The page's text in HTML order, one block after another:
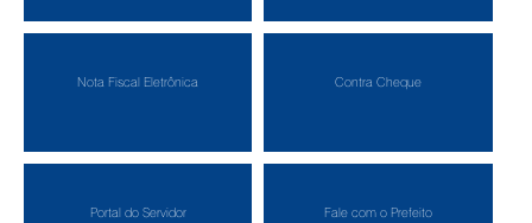
Nota Fiscal Eletrônica Contra Cheque
Portal do Servidor Fale com o Prefeito